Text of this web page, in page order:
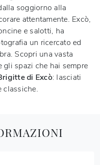
soggiorno alla
attentamente. Excò,
e salotti, ha
un ricercato ed
Scopri una vasta
spazi che hai sempre
di Excò: lasciati
classiche.